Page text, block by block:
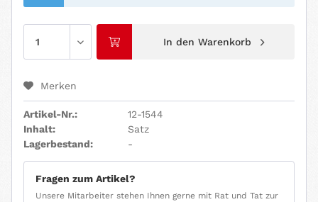
In den Warenkorb
Merken
Artikel-Nr.:
12-1544
Inhalt:
Satz
Lagerbestand:
-
Fragen zum Artikel?
Unsere Mitarbeiter stehen Ihnen gerne mit Rat und Tat zur